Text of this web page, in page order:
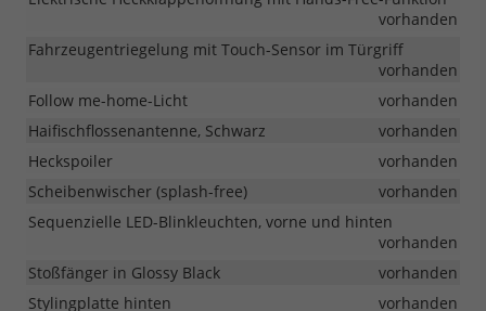
vorhanden
Fahrzeugentriegelung mit Touch-Sensor im Türgriff
vorhanden
Follow me-home-Licht
vorhanden
Haifischflossenantenne, Schwarz
vorhanden
Heckspoiler
vorhanden
Scheibenwischer (splash-free)
vorhanden
Sequenzielle LED-Blinkleuchten, vorne und hinten
vorhanden
Stoßfänger in Glossy Black
vorhanden
Stylingplatte hinten
vorhanden